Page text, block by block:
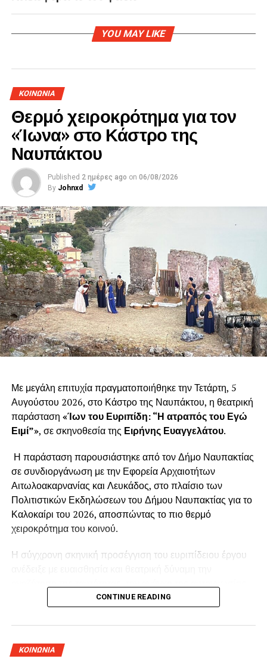
YOU MAY LIKE
ΚΟΙΝΩΝΙΑ
Θερμό χειροκρότημα για τον
«Ίωνα» στο Κάστρο της
Ναυπάκτου
Published 2 ημέρες ago on 06/08/2026
By Johnxd
Με μεγάλη επιτυχία πραγματοποιήθηκε την Τετάρτη, 5
Αυγούστου 2026, στο Κάστρο της Ναυπάκτου, η θεατρική
παράσταση «Ίων του Ευριπίδη: “Η ατραπός του Εγώ
Ειμί”», σε σκηνοθεσία της Ειρήνης Ευαγγελάτου.
Η παράσταση παρουσιάστηκε από τον Δήμο Ναυπακτίας
σε συνδιοργάνωση με την Εφορεία Αρχαιοτήτων
Αιτωλοακαρνανίας και Λευκάδος, στο πλαίσιο των
Πολιτιστικών Εκδηλώσεων του Δήμου Ναυπακτίας για το
Καλοκαίρι του 2026, αποσπώντας το πιο θερμό
χειροκρότημα του κοινού.
Η σύγχρονη σκηνική προσέγγιση του ευριπίδειου έργου
το τραύμα της εγκατάλειψης και τη συμφιλίωση με το
Ευαγγελάτου, οι ερμηνείες, η κίνηση, η μουσικότητα και η
ιδιαίτερη ατμόσφαιρα του Κάστρου συνέθεσαν μία
ξεχωριστή θεατρική εμπειρία. Τη μετάφραση του κειμένου
CONTINUE READING
ΚΟΙΝΩΝΙΑ